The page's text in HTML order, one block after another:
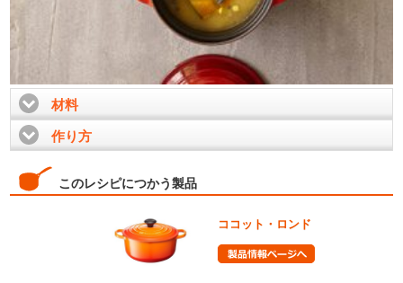
材料click to expand contents
作り方
このレシピにつかう製品
ココット・ロンド